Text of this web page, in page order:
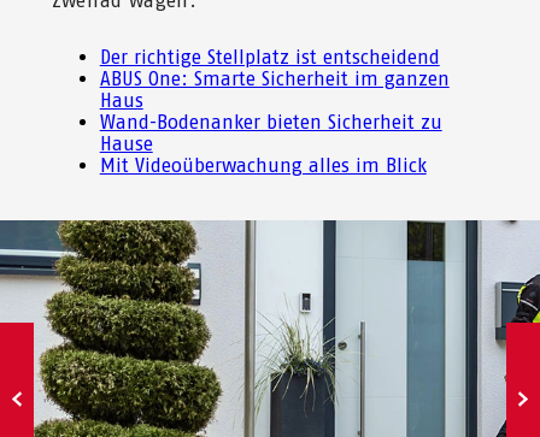
Der richtige Stellplatz ist entscheidend
ABUS One: Smarte Sicherheit im ganzen
Haus
Wand-Bodenanker bieten Sicherheit zu
Hause
Mit Videoüberwachung alles im Blick
←